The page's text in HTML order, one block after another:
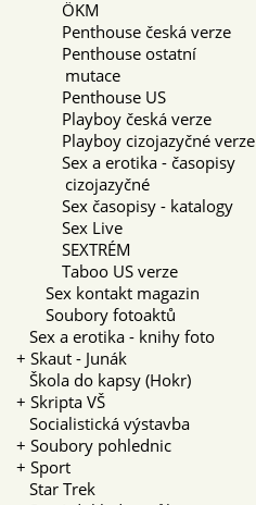
ÖKM
Penthouse česká verze
Penthouse ostatní
mutace
Penthouse US
Playboy česká verze
Playboy cizojazyčné verze
Sex a erotika - časopisy
cizojazyčné
Sex časopisy - katalogy
Sex Live
SEXTRÉM
Taboo US verze
Sex kontakt magazin
Soubory fotoaktů
Sex a erotika - knihy foto
+ Skaut - Junák
Škola do kapsy (Hokr)
+ Skripta VŠ
Socialistická výstavba
+ Soubory pohlednic
+ Sport
Star Trek